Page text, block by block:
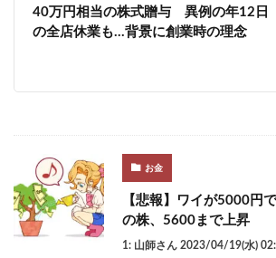
40万円相当の株式贈与 異例の年12日
の全店休業も...背景に創業時の理念
お金
【悲報】ワイが5000円
の株、5600まで上昇
1: 山師さん 2023/04/19(水)